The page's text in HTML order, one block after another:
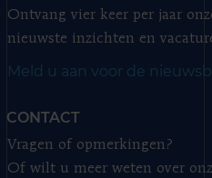
Ontvang vier keer per jaar
nieuwste inzichten en
Meld u aan voor de
CONTACT
Vragen of opmerkingen?
Of wilt u meer weten over